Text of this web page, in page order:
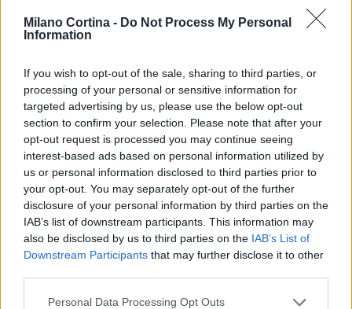
Milano Cortina - Do Not Process My Personal
Information
If you wish to opt-out of the sale, sharing to third parties, or
processing of your personal or sensitive information for
targeted advertising by us, please use the below opt-out
section to confirm your selection. Please note that after your
opt-out request is processed you may continue seeing
interest-based ads based on personal information utilized by
us or personal information disclosed to third parties prior to
your opt-out. You may separately opt-out of the further
disclosure of your personal information by third parties on the
IAB’s list of downstream participants. This information may
also be disclosed by us to third parties on the IAB’s List of
Downstream Participants that may further disclose it to other
Please note that this website/app uses one or more Google
Personal Data Processing Opt Outs
AUTORE
AiAdhubMedia